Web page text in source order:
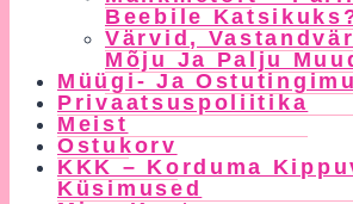
Beebile
Värvid,
Mõju Ja Palju
Müügi- Ja
Privaatsuspoliitika
Meist
Ostukorv
KKK – Korduma
Küsimused